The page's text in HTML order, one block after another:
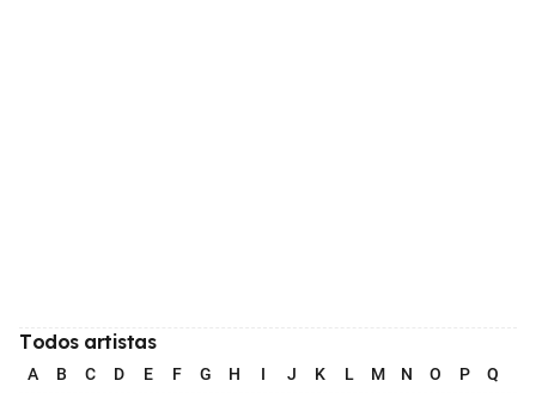
Todos artistas
A B C D E F G H I J K L M N O P Q